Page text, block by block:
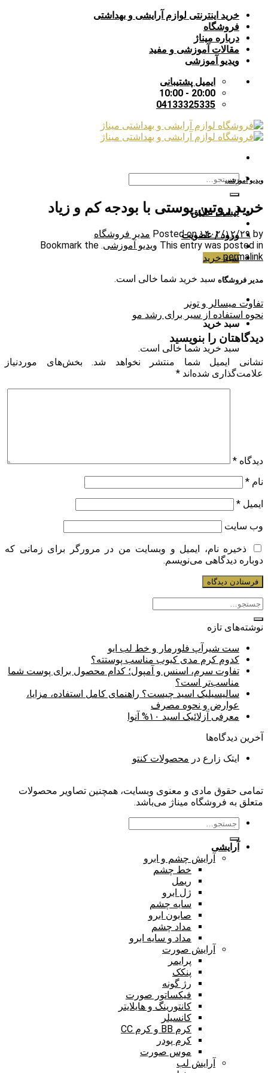
Skip
content
خرید اینترنتی لوازم آرایشی و بهداشتی
فروشگاه
درباره میناژ
مقالات آموزشی و مفید
ویدیو آموزشی
ایمیل پشتیبانی
20:00 - 10:00
04133325335
جستجو
برای:
لیست علایق
ورود / عضویت
سبد خرید
سبد خرید شما خالی است.
سبد خرید
سبد خرید شما خالی است.
ویدیو آموزشی
خرید روتین پوستی با بودجه کم و زیاد
Posted on۱۴۰۲/۱۲/۲۹ by
مدیر فروشگاه
This entry was posted in ویدیو آموزشی. Bookmark the
permalink
.
مدیر فروشگاه
تفاوت میسالر و تونر
نحوه استفاده از سیر برای رشد مو
دیدگاهتان را بنویسید
نشانی ایمیل شما منتشر نخواهد شد.
بخش‌های موردنیاز
علامت‌گذاری شده‌اند *
دیدگاه *
نام *
ایمیل *
وب‌ سایت
ذخیره نام، ایمیل و وبسایت من در مرورگر برای زمانی که
دوباره دیدگاهی می‌نویسم.
نوشته‌های تازه
ست شیرآپ فلورمار و خط لب ایو
کدوم کرم مدی کیوب مناسب پوستته؟
تفاوت سرم، اسنس و آمپول؛ کدام محصول برای پوست شما
مناسب‌تر است؟
سالیسیلیک اسید چیست؟ راهنمای کامل استفاده، مزایا،
عوارض و نحوه مصرف
معرفی آزلائیک اسید ۱۰% آنوا
آخرین دیدگاه‌ها
ایتک زارع در محصولات کنتو
تمامی حقوق مادی و معنوی وبسایت، همچنین تصاویر محصولات
متعلق به فروشگاه میناژ می‌باشد.
جستجو
برای:
آرایشی
آرایش چشم و ابرو
خط چشم
ریمل
ژل ابرو
سایه چشم
صابون ابرو
مداد چشم
مداد و سایه ابرو
آرایش صورت
پرایمر
پنکک
رژ گونه
فیکساتور صورت
کانتورینگ و هایلایتر
کانسیلر
کرم BB و کرم CC
کرم پودر
موس صورت
آرایش لب